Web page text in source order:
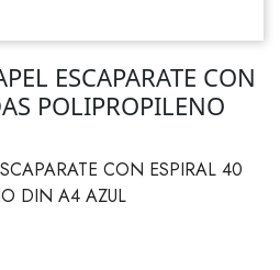
ESCAPARATE CON
POLIPROPILENO
CON ESPIRAL 40
DIN A4 AZUL